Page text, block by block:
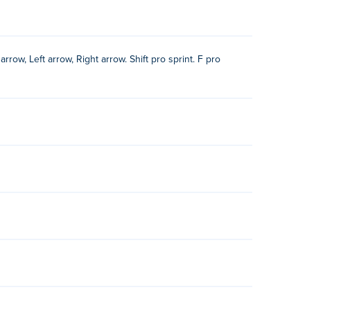
Left arrow, Right arrow. Shift pro sprint. F pro